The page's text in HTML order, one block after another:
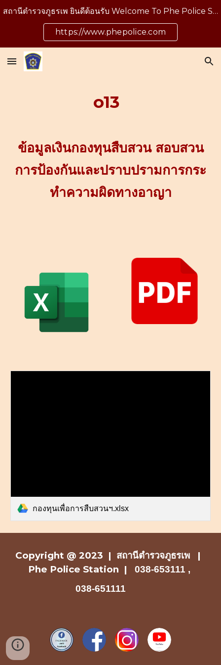
Skip to main content
สถานีตำรวจภูธรเพ ยินดีต้อนรับ Welcome To Phe Police Station
https://www.phepolice.com
o13
ข้อมูลเงินกองทุนสืบสวน สอบสวน
การป้องกันและปราบปรามการกระ
ทำความผิดทางอาญา
กองทุนเพื่อการสืบสวนฯ.xlsx
Copyright @ 2023 | สถานีตำรวจภูธรเพ |
Phe Police Station |
038-653111 ,
038-651111